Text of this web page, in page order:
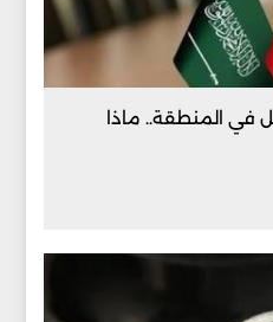
في المنطقة.. ماذا